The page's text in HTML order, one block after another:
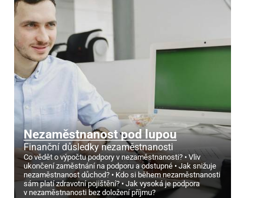
Nezaměstnanost pod lupou
Finanční důsledky nezaměstnanosti
Co vědět o výpočtu podpory v nezaměstnanosti?
Vliv
ukončení zaměstnání na podporu a odstupné
Jak snižuje
nezaměstnanost důchod?
Kdo si během nezaměstnanosti
sám platí zdravotní pojištění?
Jak vysoká je podpora
v nezaměstnanosti bez doložení příjmu?